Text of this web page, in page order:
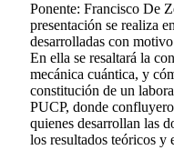
Ponente: Francisco De
presentación se realiza
desarrolladas con
En ella se resaltará la
mecánica cuántica, y
constitución de un
PUCP, donde
quienes desarrollan las
los resultados teóricos y